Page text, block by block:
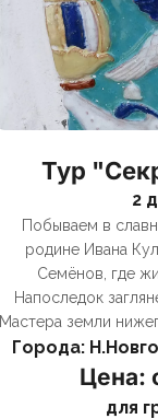
Тур
2
Побываем в
родине Ивана
Семёнов, где
Напоследок
Мастера земли
Города:
Цена:
для